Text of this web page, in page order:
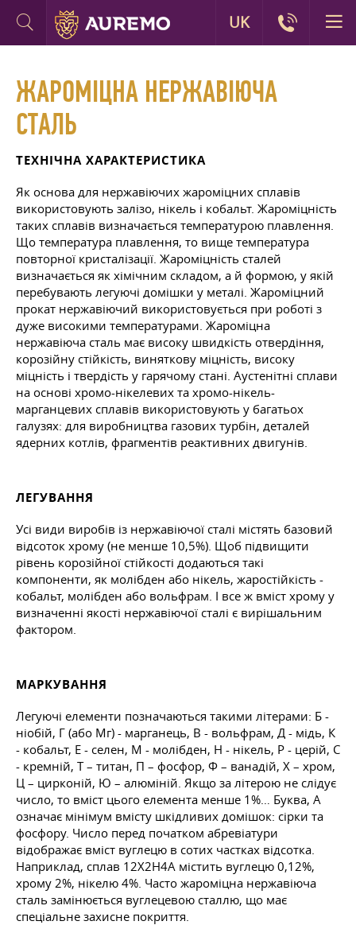
ЖАРОМІЦНА НЕРЖАВІЮЧА
СТАЛЬ
ТЕХНІЧНА ХАРАКТЕРИСТИКА
Як основа для нержавіючих жароміцних сплавів
використовують залізо, нікель і кобальт. Жароміцність
таких сплавів визначається температурою плавлення.
Що температура плавлення, то вище температура
повторної кристалізації. Жароміцність сталей
визначається як хімічним складом, а й формою, у якій
перебувають легуючі домішки у металі. Жароміцний
прокат нержавіючий використовується при роботі з
дуже високими температурами. Жароміцна
нержавіюча сталь має високу швидкість отвердіння,
корозійну стійкість, виняткову міцність, високу
міцність і твердість у гарячому стані. Аустенітні сплави
на основі хромо-нікелевих та хромо-нікель-
марганцевих сплавів використовують у багатьох
галузях: для виробництва газових турбін, деталей
ядерних котлів, фрагментів реактивних двигунів.
ЛЕГУВАННЯ
Усі види виробів із нержавіючої сталі містять базовий
відсоток хрому (не менше 10,5%). Щоб підвищити
рівень корозійної стійкості додаються такі
компоненти, як молібден або нікель, жаростійкість -
кобальт, молібден або вольфрам. І все ж вміст хрому у
визначенні якості нержавіючої сталі є вирішальним
фактором.
МАРКУВАННЯ
Легуючі елементи позначаються такими літерами: Б -
ніобій, Г (або Мг) - марганець, В - вольфрам, Д - мідь, К
- кобальт, Е - селен, М - молібден, Н - нікель, Р - церій, С
- кремній, Т – титан, П – фосфор, Ф – ванадій, Х – хром,
Ц – цирконій, Ю – алюміній. Якщо за літерою не слідує
число, то вміст цього елемента менше 1%… Буква, А
означає мінімум вмісту шкідливих домішок: сірки та
фосфору. Число перед початком абревіатури
відображає вміст вуглецю в сотих частках відсотка.
Наприклад, сплав 12Х2Н4А містить вуглецю 0,12%,
хрому 2%, нікелю 4%. Часто жароміцна нержавіюча
сталь замінюється вуглецевою сталлю, що має
спеціальне захисне покриття.
UK